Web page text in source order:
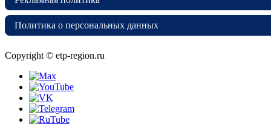
Политика о персональных данных
Copyright © etp-region.ru